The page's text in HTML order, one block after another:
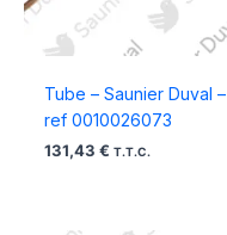
Tube – Saunier Duval –
ref 0010026073
131,43 € T.T.C.